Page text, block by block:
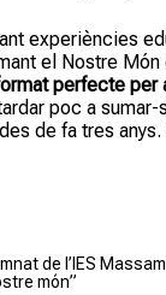
experiències
el Nostre Món
perfecte per
poc a
de fa tres
de l’IES
món”